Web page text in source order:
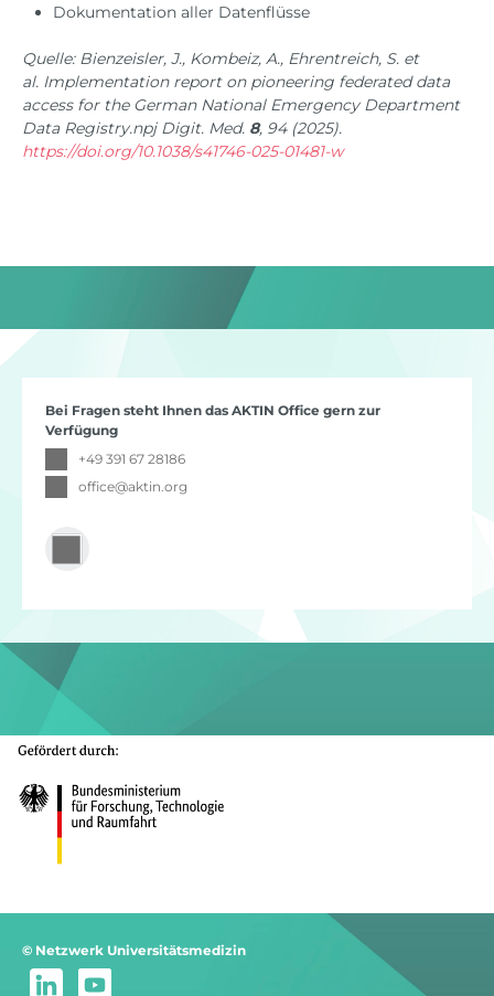
Dokumentation aller Datenflüsse
Quelle: Bienzeisler, J., Kombeiz, A., Ehrentreich, S. et
al. Implementation report on pioneering federated data
access for the German National Emergency Department
Data Registry.npj Digit. Med. 8, 94 (2025).
https://doi.org/10.1038/s41746-025-01481-w
Bei Fragen steht Ihnen das AKTIN Office gern zur
Verfügung
+49 391 67 28186
office@aktin.org
© Netzwerk Universitätsmedizin